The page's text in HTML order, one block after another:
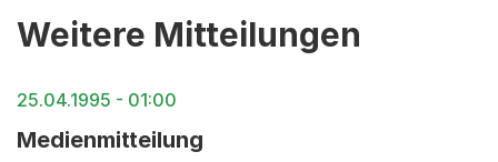
Weitere Mitteilungen
25.04.1995 - 01:00
Medienmitteilung